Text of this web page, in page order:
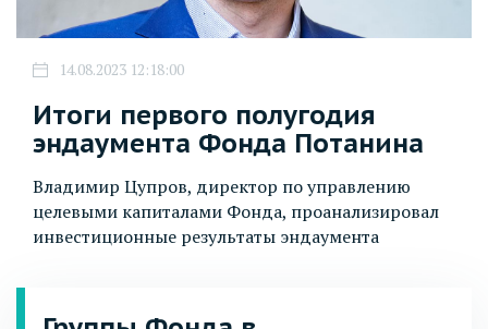
14.08.2023 12:18:00
Итоги первого полугодия
эндаумента Фонда Потанина
Владимир Цупров, директор по управлению
целевыми капиталами Фонда, проанализировал
инвестиционные результаты эндаумента